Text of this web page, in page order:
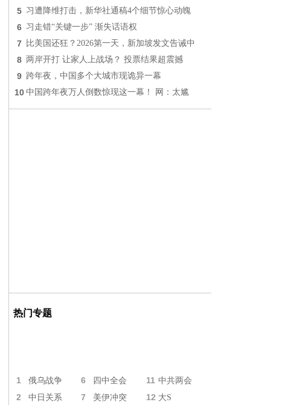
5 习遭降维打击，新华社通稿4个细节惊心动魄
6 习走错“关键一步” 渐失话语权
7 比美国还狂？2026第一天，新加坡发文告诫中
8 两岸开打 让家人上战场？ 投票结果超震撼
9 跨年夜，中国多个大城市现诡异一幕
10 中国跨年夜万人倒数惊现这一幕！ 网：太尴
热门专题
1 俄乌战争 6 四中全会 11 中共两会
2 中日关系 7 美伊冲突 12 大S